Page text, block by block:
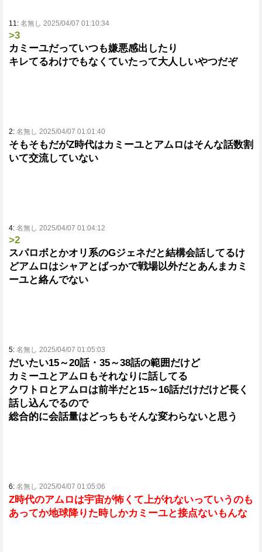
11: 名無し 2025/04/07 01:10:34
>3
カミーユだっていつも嫌悪感出したり
キレてるわけでもなくていたって大人しいやつだぞ
2: 名無し 2025/04/07 01:01:40
そもそもだがZ時代はカミーユとアムロはそんな話数割
いて交流していない
4: 名無し 2025/04/07 01:04:12
>2
スパロボとかオリ系のGジェネだと結構会話してるけ
どアムロはシャアとばっかで戦場以外だとあんまカミ
ーユと絡んでない
5: 名無し 2025/04/07 01:05:03
だいたい15～20話・35～38話の範囲だけど
カミーユとアムロもそれなりに話してる
クワトロとアムロは前半だと15～16話だけだけど長く
話し込んでるので
総合的に会話量はどっちもそんな変わらないと思う
6: 名無し 2025/04/07 01:05:06
Z時代のアムロは宇宙が怖くて上がれないっていうのも
あってか地球降りた時しかカミーユと接点ないもんな